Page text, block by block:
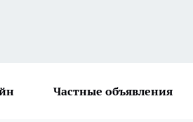
Частные объявления